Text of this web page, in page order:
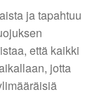
ja tapahtuu
että kaikki
jotta